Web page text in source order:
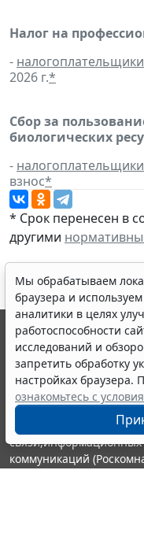
Налог на
- налогоплательщики
2026 г.*
Сбор за
биологических
- налогоплательщики
взнос*
* Срок перенесен в
другими
Мы обрабатываем
браузера и
аналитики в целях
работоспособности
исследований и
запретить обработку
настройках браузера.
ознакомьтесь с
© ООО "НПП "ГАРАНТ-
выпускается с 1990
являются участниками
информации ГАРАНТ.
Портал ГАРАНТ.РУ
издания Федеральной
связи,информационных
коммуникаций